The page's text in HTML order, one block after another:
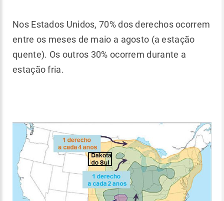
Nos Estados Unidos, 70% dos derechos ocorrem
entre os meses de maio a agosto (a estação
quente). Os outros 30% ocorrem durante a
estação fria.